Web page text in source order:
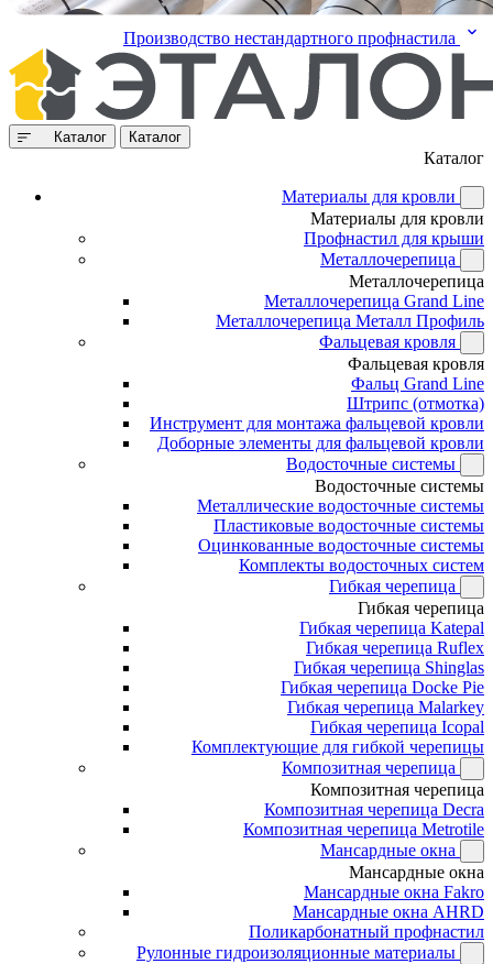
Производство нестандартного профнастила
Каталог Каталог
Каталог
Материалы для кровли
Материалы для кровли
Профнастил для крыши
Металлочерепица
Металлочерепица
Металлочерепица Grand Line
Металлочерепица Металл Профиль
Фальцевая кровля
Фальцевая кровля
Фальц Grand Line
Штрипс (отмотка)
Инструмент для монтажа фальцевой кровли
Доборные элементы для фальцевой кровли
Водосточные системы
Водосточные системы
Металлические водосточные системы
Пластиковые водосточные системы
Оцинкованные водосточные системы
Комплекты водосточных систем
Гибкая черепица
Гибкая черепица
Гибкая черепица Katepal
Гибкая черепица Ruflex
Гибкая черепица Shinglas
Гибкая черепица Docke Pie
Гибкая черепица Malarkey
Гибкая черепица Icopal
Комплектующие для гибкой черепицы
Композитная черепица
Композитная черепица
Композитная черепица Decra
Композитная черепица Metrotile
Мансардные окна
Мансардные окна
Мансардные окна Fakro
Мансардные окна AHRD
Поликарбонатный профнастил
Рулонные гидроизоляционные материалы